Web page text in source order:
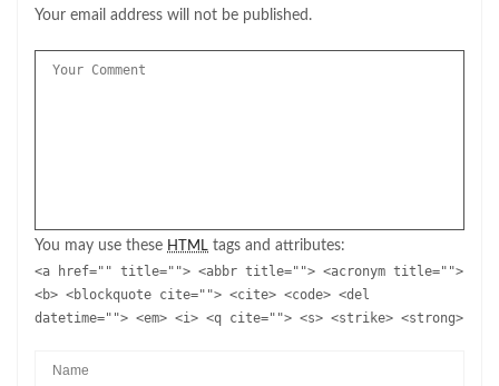
Your email address will not be published.
You may use these HTML tags and attributes:
<a href="" title=""> <abbr title=""> <acronym title="">
<b> <blockquote cite=""> <cite> <code> <del
datetime=""> <em> <i> <q cite=""> <s> <strike> <strong>